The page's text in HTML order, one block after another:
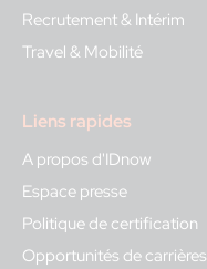
Recrutement & Intérim
Travel & Mobilité
Liens rapides
A propos d'IDnow
Espace presse
Politique de certification
Opportunités de carrières